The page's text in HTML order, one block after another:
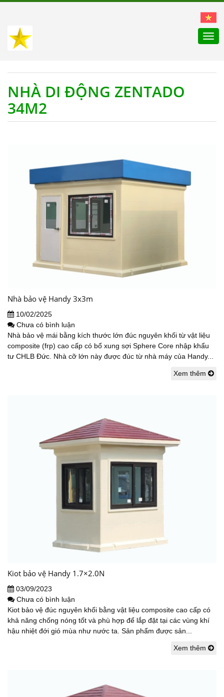
NHÀ DI ĐỘNG ZENTADO
34M2
Nhà bảo vệ Handy 3x3m
10/02/2025
Chưa có bình luận
Nhà bảo vệ mái bằng kích thước lớn đúc nguyên khối từ vật liệu
composite (frp) cao cấp có bổ xung sợi Sphere Core nhập khẩu
tư CHLB Đức. Nhà cỡ lớn này được đúc từ nhà máy của Handy...
Xem thêm
Kiot bảo vệ Handy 1.7×2.0N
03/09/2023
Chưa có bình luận
Kiot bảo vệ đúc nguyên khối bằng vật liệu composite cao cấp có
khả năng chống nóng tốt và phù hợp để lắp đặt tại các vùng khí
hậu nhiệt đới gió mùa như nước ta. Sản phẩm được sản...
Xem thêm